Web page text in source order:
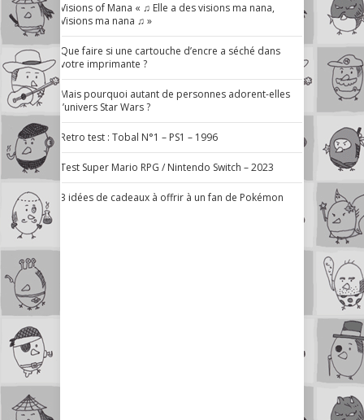
Visions of Mana « ♫ Elle a des visions ma nana,
Visions ma nana ♫ »
Que faire si une cartouche d’encre a séché dans
votre imprimante ?
Mais pourquoi autant de personnes adorent-elles
l’univers Star Wars ?
Retro test : Tobal N°1 – PS1 – 1996
Test Super Mario RPG / Nintendo Switch – 2023
3 idées de cadeaux à offrir à un fan de Pokémon